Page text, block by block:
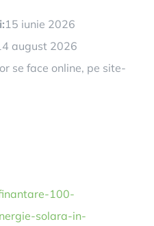
15 iunie 2026
august 2026
se face online, pe site-
100-
solara-in-